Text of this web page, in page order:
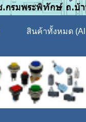
สินค้าทั้งหมด